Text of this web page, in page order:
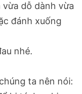
dỗ dành vừa
đánh xuống
nhé.
ta nên nói: